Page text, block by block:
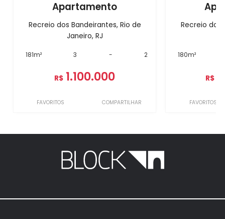
Apartamento
Recreio dos Bandeirantes, Rio de
Janeiro, RJ
181m² 3 - 2
R$ 1.100.000
FAVORITOS COMPARTILHAR
Recreio dos
180m²
R$
FAVORITOS